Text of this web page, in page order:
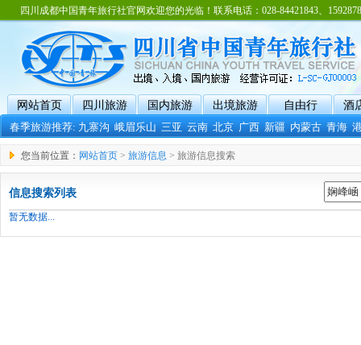
四川成都中国青年旅行社官网欢迎您的光临！联系电话：028-84421843、
网站首页 四川旅游 国内旅游 出境旅游 自由行
酒
春季旅游推荐:九寨沟 峨眉乐山 三亚 云南 北京 广西 新疆 内蒙古 青海
您当前位置： 网站首页 > 旅游信息 > 旅游信息搜索
信息搜索列表
暂无数据...